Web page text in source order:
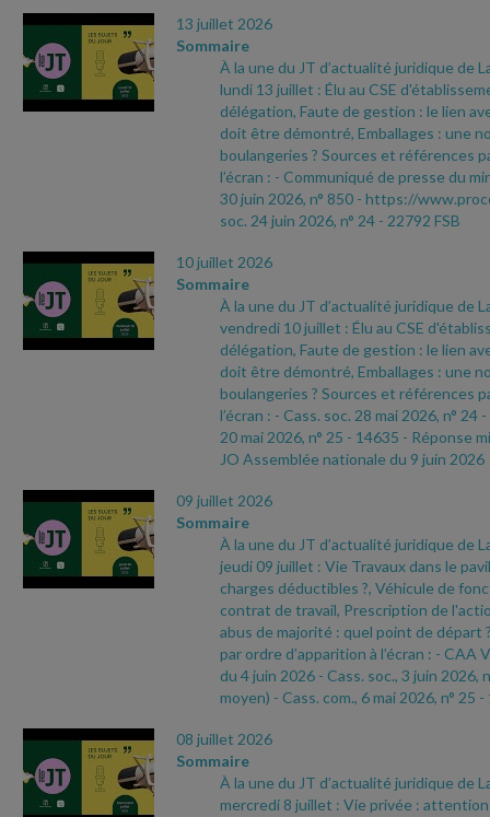
13 juillet 2026
Sommaire
À la une du JT d’actualité juridique de
lundi 13 juillet : Élu au CSE
délégation, Faute de gestion : le lien
doit être démontré, Emballages : une
boulangeries ? Sources et références
l’écran : - Communiqué de presse du
30 juin 2026, n° 850 - https://
soc. 24 juin 2026, n° 24 - 22792 FSB
10 juillet 2026
Sommaire
À la une du JT d’actualité juridique de
vendredi 10 juillet : Élu au CSE
délégation, Faute de gestion : le lien
doit être démontré, Emballages : une
boulangeries ? Sources et références
l’écran : - Cass. soc. 28 mai 2026, n° 24
20 mai 2026, n° 25 - 14635 - Réponse
JO Assemblée nationale du 9 juin 2026
09 juillet 2026
Sommaire
À la une du JT d’actualité juridique de
jeudi 09 juillet : Vie Travaux dans le
charges déductibles ?, Véhicule de
contrat de travail, Prescription de
abus de majorité : quel point de départ
par ordre d’apparition à l’écran : - CAA
du 4 juin 2026 - Cass. soc., 3 juin 2026,
moyen) - Cass. com., 6 mai 2026, n° 25 -
08 juillet 2026
Sommaire
À la une du JT d’actualité juridique de
mercredi 8 juillet : Vie privée :